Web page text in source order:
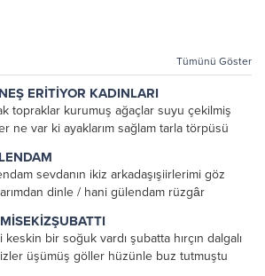
Tümünü Göster
ERİTİYOR KADINLARI
topraklar kurumuş ağaçlar suyu çekilmiş
ne var ki ayaklarım sağlam tarla törpüsü
toprağı ve pamuk toplayan kadınları eriyor
güneşte toprağı temizlemek...
sevdanın ikiz arkadaşışiirlerimi göz
dinle / hani gülendam rüzgâr
biçecektikhani gülendam dağların sevdası
ant içmiştikhani gülendam sevdanın
tutup ağlamayacaktıkkırmızı...
keskin bir soğuk vardı şubatta hırçın dalgalı
üşümüş göller hüzünle buz tutmuştu